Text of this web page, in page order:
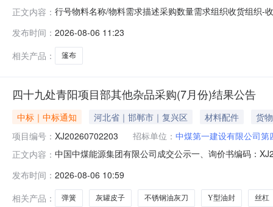
正文内容： 行号物料名称/物料需求描述采购数量需求组织收货组织-
求:无询价币种:人民币询价类型:直接下单是否限制报价
发布时间： 2026-08-06 11:23
相关产品：
篷布
四十九处青阳项目部其他杂品采购(7月份)结果公告
中标｜中标通知 河北省｜邯郸市｜复兴区 材料配件
货物
项目编号： XJ20260702203 招标单位： 中煤第一建设有限公司第
正文内容： 中国中煤能源集团有限公司成交公示一、询价书编码：
040501800139冷却液|18L/桶桶40.0132026-08-
发布时间： 2026-08-06 10:59
相关产品：
弹簧 灰罐皮子 不锈钢油灰刀 Y型油封 丝杠